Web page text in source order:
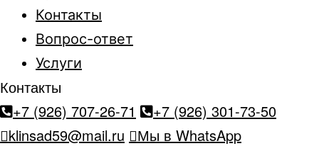
Контакты
Вопрос-ответ
Услуги
Контакты
+7 (926) 707-26-71
+7 (926) 301-73-50
klinsad59@mail.ru
Мы в WhatsApp